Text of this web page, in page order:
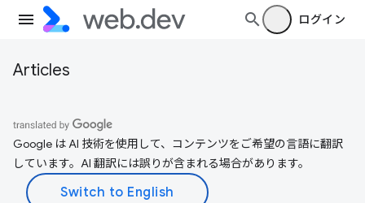
ログイン
Articles
Google は AI 技術を使用して、コンテンツをご希望の言語に翻訳
しています。AI 翻訳には誤りが含まれる場合があります。